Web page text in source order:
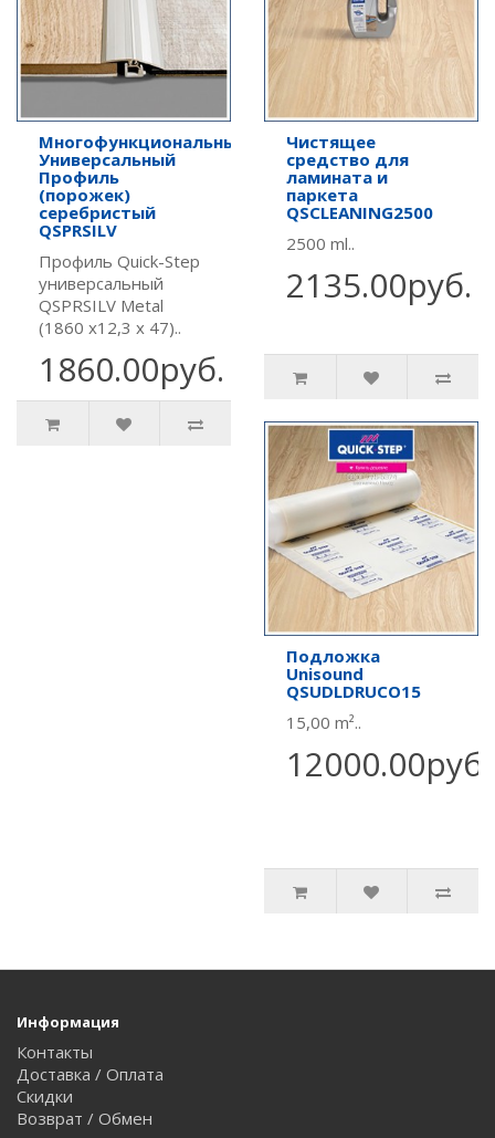
Многофункциональный
Универсальный
Профиль
(порожек)
серебристый
QSPRSILV
Профиль Quick-Step
универсальный
QSPRSILV Metal
(1860 х12,3 х 47)..
1860.00руб.
Чистящее
средство для
ламината и
паркета
QSCLEANING2500
2500 ml..
2135.00руб.
Подложка
Unisound
QSUDLDRUCO15
15,00 m²..
12000.00руб.
Информация
Контакты
Доставка / Оплата
Скидки
Возврат / Обмен